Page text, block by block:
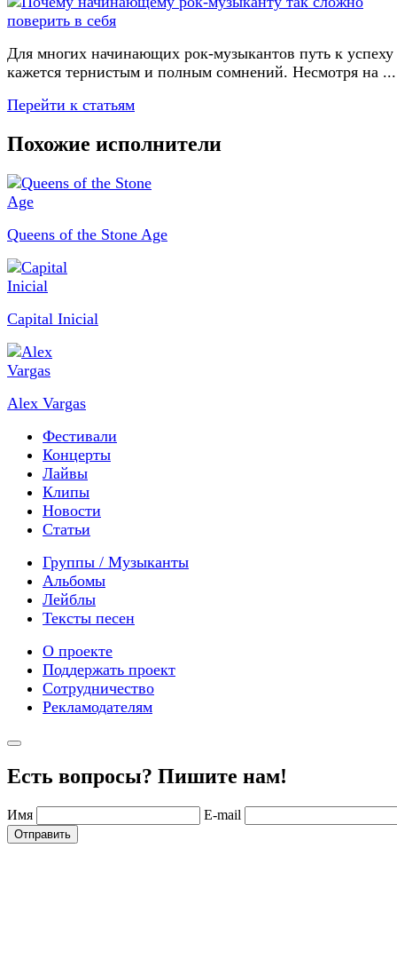
Для многих начинающих рок-музыкантов путь к успеху
кажется тернистым и полным сомнений. Несмотря на ...
Перейти к статьям
Похожие исполнители
Queens of the Stone Age
Capital Inicial
Alex Vargas
Фестивали
Концерты
Лайвы
Клипы
Новости
Статьи
Группы / Музыканты
Альбомы
Лейблы
Тексты песен
О проекте
Поддержать проект
Сотрудничество
Рекламодателям
Есть вопросы? Пишите нам!
Имя E-mail